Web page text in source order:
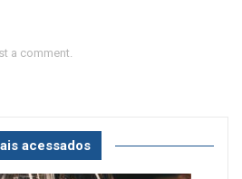
a comment.
acessados